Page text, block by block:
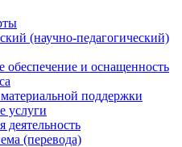
(научно-педагогический)
обеспечение и оснащенность
поддержки
услуги
деятельность
(перевода)